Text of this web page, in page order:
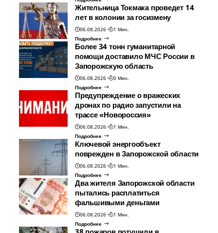
Жительница Токмака проведет 14
лет в колонии за госизмену
06.08.2026
1 Мин.
Подробнее
Более 34 тонн гуманитарной
помощи доставило МЧС России в
Запорожскую область
06.08.2026
0 Мин.
Подробнее
Предупреждение о вражеских
дронах по радио запустили на
трассе «Новороссия»
06.08.2026
1 Мин.
Подробнее
Ключевой энергообъект
поврежден в Запорожской области
06.08.2026
1 Мин.
Подробнее
Два жителя Запорожской области
пытались расплатиться
фальшивыми деньгами
06.08.2026
1 Мин.
Подробнее